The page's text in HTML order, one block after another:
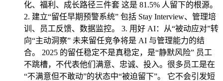
化、福利、成长路径三件套 这是 81.5% 人留下的根源。
2. 建立“留任早期预警系统” 包括 Stay Interview、管理培
训、员工反馈、数据监控。 3. 用好 AI：从“被动应对”转
向“主动洞察” 未来留任竞争将是 AI 与管理能力的结
合。 2025 的留任稳定不是真稳定，是“静默风险” 员工
不跳槽，不代表他们满意、忠诚、投入。很多员工是在
“不满意但不敢动”的状态中“被迫留下”。 它不会引发短